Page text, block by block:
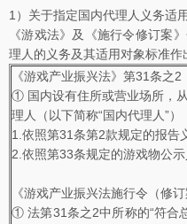
1）关于指定国内代理人义务适
《游戏法》及《施行令修订案
理人的义务及其适用对象标准作
《游戏产业振兴法》第31条之2
① 国内设有住所或营业场所，
理人（以下简称“国内代理人”）
1.依照第31条第2款规定的报告
2.依照第33条规定的游戏物公示
《游戏产业振兴法施行令（修
① 法第31条之2中所称的“符合